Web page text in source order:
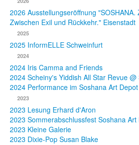
Biografie
& Projekte
Presse
2026 Ausstellungseröffnung
Zwischen Exil und Rückkehr." Eisenstadt
2025
2025 InformELLE Schweinfurt
2024
2024 Iris Camma and Friends
2024 Scheiny's Yiddish All Star Revue
2024 Performance im Soshana Art Depot
2023
2023 Lesung Erhard d'Aron
2023 Sommerabschlussfest Soshana Art
2023 Kleine Galerie
2023 Dixie-Pop Susan Blake